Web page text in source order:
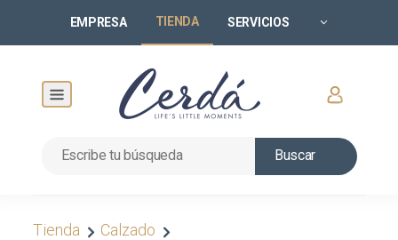
EMPRESA TIENDA SERVICIOS
Buscar
Tienda Calzado